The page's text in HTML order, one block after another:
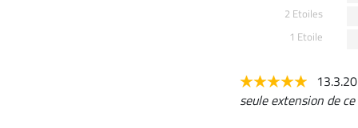
2 Etoiles
1 Etoile
seule extension de